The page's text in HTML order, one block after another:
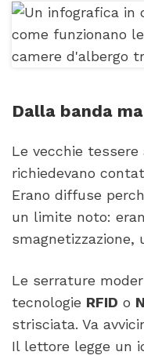
Dalla banda
Le vecchie tessere
richiedevano
Erano diffuse
un limite noto:
Le serrature
tecnologie RFID o
strisciata. Va
Il lettore legge un